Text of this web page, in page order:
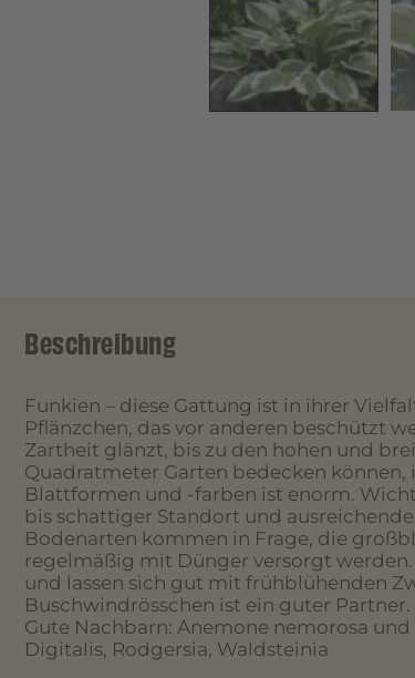
Beschreibung
Funkien – diese Gattung ist in ihrer
Pflänzchen, das vor anderen beschützt
Zartheit glänzt, bis zu den hohen und
Quadratmeter Garten bedecken können,
Blattformen und -farben ist enorm.
bis schattiger Standort und
Bodenarten kommen in Frage, die
regelmäßig mit Dünger versorgt
und lassen sich gut mit frühblühenden
Buschwindrösschen ist ein guter Partner.
Gute Nachbarn: Anemone nemorosa
Digitalis, Rodgersia, Waldsteinia